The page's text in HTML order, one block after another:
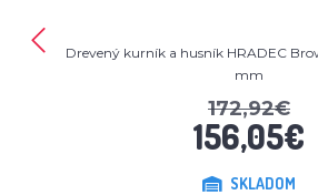
Drevený kurník a husník HRADEC
mm
172,92€
156,05€
SKLADOM